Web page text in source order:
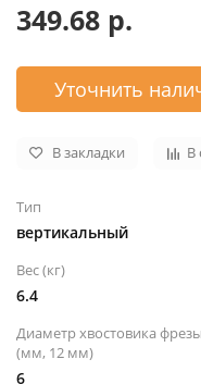
349.68 р.
Уточнить
В закладки В
Тип
вертикальный
Вес (кг)
6.4
Диаметр хвостовика фрезы
(мм, 12 мм)
6